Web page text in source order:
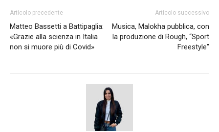
Articolo precedente
Matteo Bassetti a Battipaglia:
«Grazie alla scienza in Italia
non si muore più di Covid»
Articolo successivo
Musica, Malokha pubblica, con
la produzione di Rough, “Sport
Freestyle”